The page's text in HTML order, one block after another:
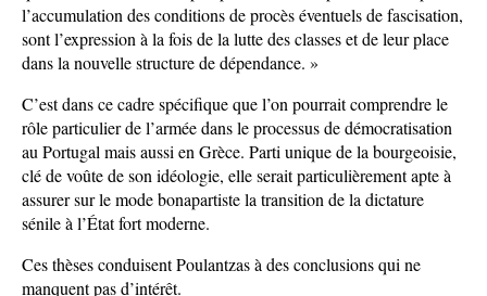
l’accumulation des conditions de procès éventuels de fascisation,
sont l’expression à la fois de la lutte des classes et de leur place
dans la nouvelle structure de dépendance. »
C’est dans ce cadre spécifique que l’on pourrait comprendre le
rôle particulier de l’armée dans le processus de démocratisation
au Portugal mais aussi en Grèce. Parti unique de la bourgeoisie,
clé de voûte de son idéologie, elle serait particulièrement apte à
assurer sur le mode bonapartiste la transition de la dictature
sénile à l’État fort moderne.
Ces thèses conduisent Poulantzas à des conclusions qui ne
manquent pas d’intérêt.